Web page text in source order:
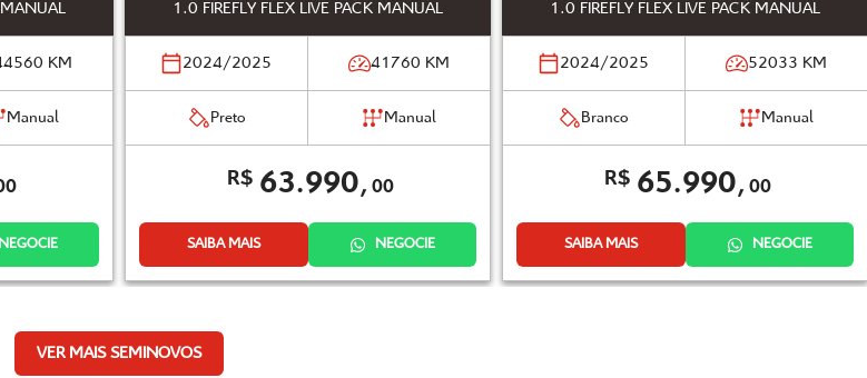
MANUAL
KM
Manual
NEGOCIE
1.0 FIREFLY FLEX LIVE PACK MANUAL
2024/2025 41760 KM
Preto Manual
R$63.990, 00
SAIBA MAIS NEGOCIE
1.0 FIREFLY FLEX LIVE PACK MANUAL
2024/2025 52033 KM
Branco Manual
R$65.990, 00
SAIBA MAIS NEGOCIE
VER MAIS SEMINOVOS